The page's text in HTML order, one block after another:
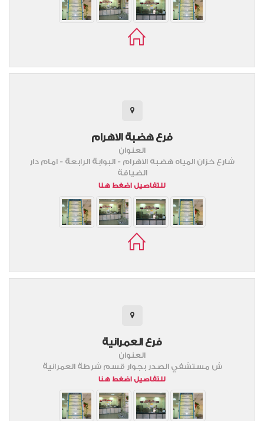
فرع هضبة الاهرام
العنوان
شارع خزان المياه هضبه الاهرام - البوابة الرابعة - امام دار
الضيافة
للتفاصيل اضغط هنا
فرع العمرانية
العنوان
ش مستشفي الصدر بجوار قسم شرطة العمرانية
للتفاصيل اضغط هنا